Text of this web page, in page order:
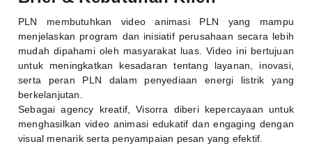
PLN membutuhkan video animasi PLN yang mampu
menjelaskan program dan inisiatif perusahaan secara lebih
mudah dipahami oleh masyarakat luas. Video ini bertujuan
untuk meningkatkan kesadaran tentang layanan, inovasi,
serta peran PLN dalam penyediaan energi listrik yang
berkelanjutan.
Sebagai agency kreatif, Visorra diberi kepercayaan untuk
menghasilkan video animasi edukatif dan engaging dengan
visual menarik serta penyampaian pesan yang efektif.